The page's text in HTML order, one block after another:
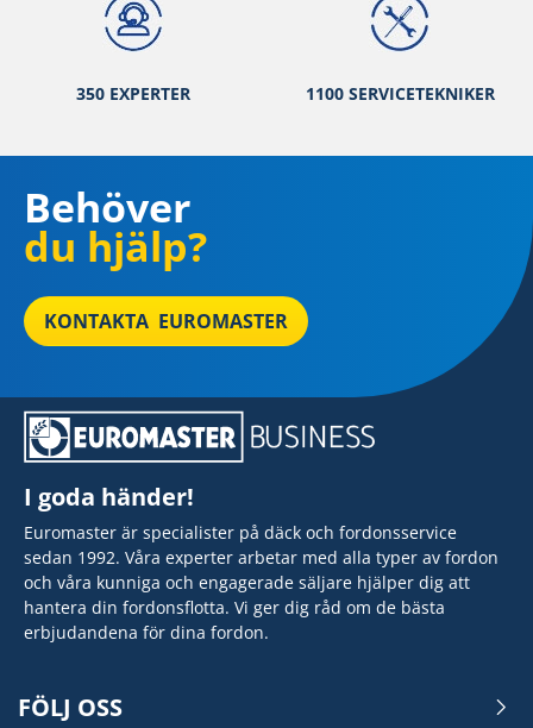
350 EXPERTER 1100 SERVICETEKNIKER
Behöver
du hjälp?
KONTAKTA EUROMASTER
I goda händer!
Euromaster är specialister på däck och fordonsservice
sedan 1992. Våra experter arbetar med alla typer av fordon
och våra kunniga och engagerade säljare hjälper dig att
hantera din fordonsflotta. Vi ger dig råd om de bästa
erbjudandena för dina fordon.
FÖLJ OSS